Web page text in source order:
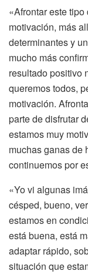
«Afrontar este
motivación, más
determinantes y
mucho más
resultado positivo
queremos todos,
motivación.
parte de disfrutar
estamos muy
muchas ganas de
continuemos por
«Yo vi algunas
césped, bueno,
estamos en
está buena, está
adaptar rápido,
situación que